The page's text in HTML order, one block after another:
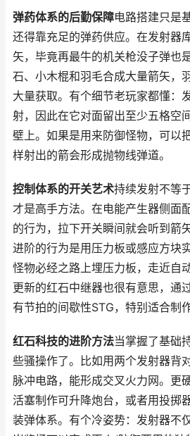
弹药体系的后勤保障电路搭建只是
还得靠充足的弹药供应。在发射器
矢，毕竟再最牛的机关枪没子弹也
石、小木棍和羽毛合成大量箭矢，
大量获取。有个细节老玩家都懂：
射，因此在它对面留出至少五格空
壁上。如果是用来防御怪物，可以
样射出的箭会形成抛物线弹道。
控制体系的开关艺术持续发射不等
才是高手方法。在电能产生器侧面
的行为，拉下开关瞬间就会听到箭
进阶的行为是用压力板或感应方块
怪物必经之路上埋压力板，走近自
更新的红石中继器也很有意思，通
有节拍的间歇性STG，特别适合制
红石科技的进阶方法当掌握了基础
些骚操作了。比如用两个发射器背
脉冲电路，能形成交叉火力网。更
活塞制作可升降炮台，或者用投掷
装弹体系。有个冷姿势：发射器不